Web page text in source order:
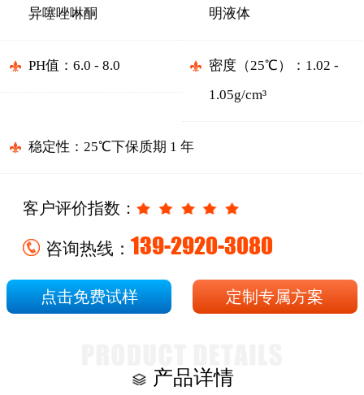
异噻唑啉酮
明液体
PH值：6.0 - 8.0
密度（25℃）：1.02 -
1.05g/cm³
稳定性：25℃下保质期 1 年
客户评价指数：
咨询热线： 139-2920-3080
点击免费试样 定制专属方案
产品详情